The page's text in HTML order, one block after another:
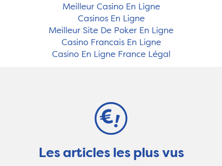
Meilleur Casino En Ligne
Casinos En Ligne
Meilleur Site De Poker En Ligne
Casino Francais En Ligne
Casino En Ligne France Légal
Les articles les plus vus